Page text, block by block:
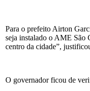
Para o prefeito Airton
seja instalado o AME São
centro da cidade”,
O governador ficou de